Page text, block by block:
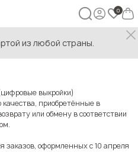
из любой страны.
выкройки)
приобретённые в
или обмену в соответствии
оформленных с 10 апреля